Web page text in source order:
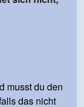
musst du den
das nicht